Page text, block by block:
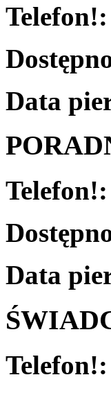
Telefon!:
Data
Telefon!:
Data
Telefon!: